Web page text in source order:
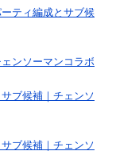
ティ編成とサブ候
ンソーマンコラボ
ブ候補｜チェンソ
ブ候補｜チェンソ